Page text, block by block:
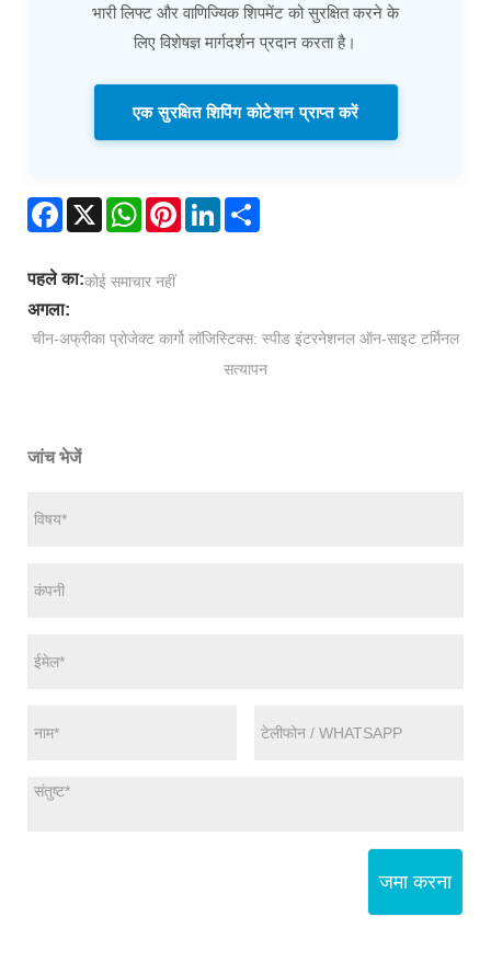
भारी लिफ्ट और वाणिज्यिक शिपमेंट को सुरक्षित करने के
लिए विशेषज्ञ मार्गदर्शन प्रदान करता है।
एक सुरक्षित शिपिंग कोटेशन प्राप्त करें
Facebook
X WhatsAppPinterestLinkedIn
पहले का:कोई समाचार नहीं
अगला:
चीन-अफ्रीका प्रोजेक्ट कार्गो लॉजिस्टिक्स: स्पीड इंटरनेशनल ऑन-साइट टर्मिनल
सत्यापन
जांच भेजें
जमा करना